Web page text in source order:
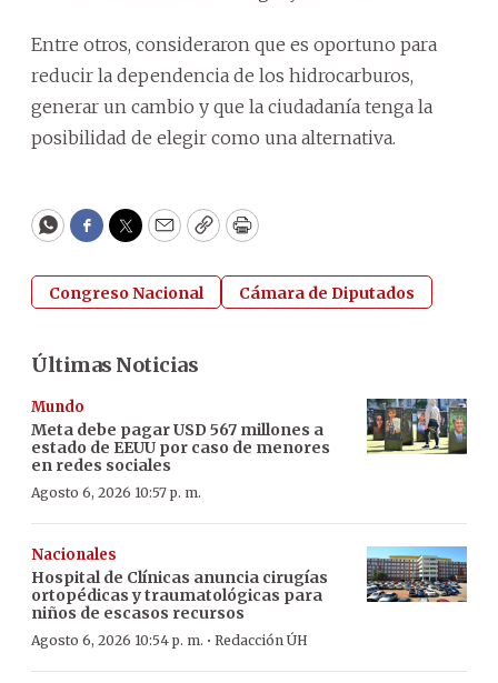
Entre otros, consideraron que es oportuno para
reducir la dependencia de los hidrocarburos,
generar un cambio y que la ciudadanía tenga la
posibilidad de elegir como una alternativa.
WhatsApp
Facebook
Twitter
EmailCopyPrint
Congreso Nacional Cámara de Diputados
Últimas Noticias
Mundo
Meta debe pagar USD 567 millones a
estado de EEUU por caso de menores
en redes sociales
Agosto 6, 2026 10:57 p. m.
Nacionales
Hospital de Clínicas anuncia cirugías
ortopédicas y traumatológicas para
niños de escasos recursos
Agosto 6, 2026 10:54 p. m. · Redacción ÚH